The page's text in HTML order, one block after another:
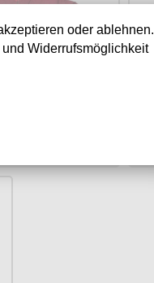
oder ablehnen.
Widerrufsmöglichkeit